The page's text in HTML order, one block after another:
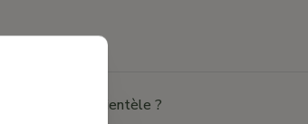
votre service clientèle ?